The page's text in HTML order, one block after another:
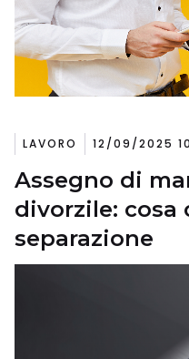
LAVORO 12/09/2025
Assegno di
divorzile: cosa
separazione